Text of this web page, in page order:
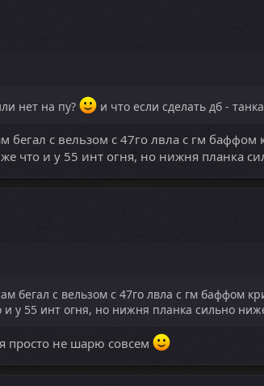
нет на пу? и что если сделать дб -
бегал с вельзом с 47го лвла с гм
что и у 55 инт огня, но нижня планка
бегал с вельзом с 47го лвла с гм баффом
и у 55 инт огня, но нижня планка сильно
я просто не шарю совсем